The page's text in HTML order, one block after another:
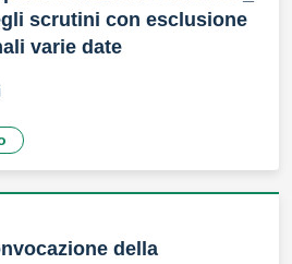
scrutini con esclusione
varie date
della